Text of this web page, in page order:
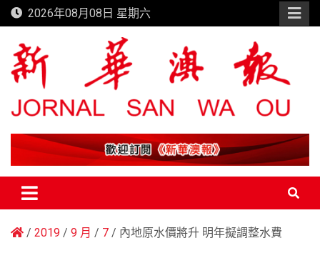
Skip
to
content
2026年08月08日 星期六
新華澳報
2019 9 月 7 內地原水價將升 明年擬調整水費